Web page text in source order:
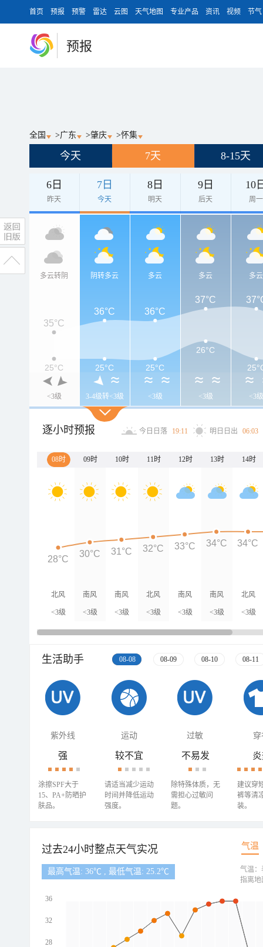
首页 预报 预警 雷达 云图 天气地图 专业产品 资讯 视频 节气
预报
全国 >广东 >肇庆 >怀集
今天 7天 8-15天
6日
昨天
7日
今天
8日
明天
9日
后天
10
周一
多云转阴
<3级
阴转多云
3-4级转<3级
多云
<3级
多云
<3级
多云
<3级
35°C
36°C 36°C
37°C
25°C 25°C 25°C
26°C
逐小时预报 今日日落 19:11 明日日出 06:03
08时 09时 10时 11时 12时 13时 14时
北风
<3级
南风
<3级
南风
<3级
北风
<3级
南风
<3级
南风
<3级
北风
<3级
28°C
30°C 31°C 32°C 33°C 34°C 34°C
生活助手 08-08 08-09 08-10 08-11
紫外线 运动 过敏 穿
强
涂擦SPF大于
15、PA+防晒护
肤品。
较不宜
请适当减少运动
时间并降低运动
强度。
不易发
除特殊体质，无
需担心过敏问
题。
建议穿
裤等清
装。
过去24小时整点天气实况 气温
最高气温: 36℃ , 最低气温: 25.2℃
36
32
28
气温：
指离地